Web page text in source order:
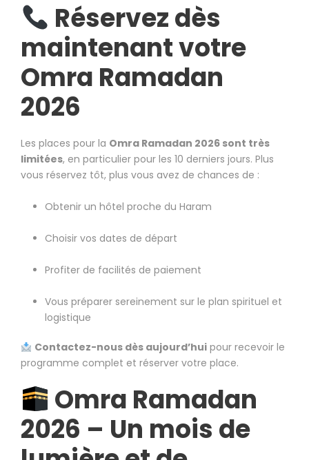
Réservez dès
maintenant votre
Omra Ramadan
2026
Les places pour la Omra Ramadan 2026 sont très
limitées, en particulier pour les 10 derniers jours. Plus
vous réservez tôt, plus vous avez de chances de :
Obtenir un hôtel proche du Haram
Choisir vos dates de départ
Profiter de facilités de paiement
Vous préparer sereinement sur le plan spirituel et
logistique
Contactez-nous dès aujourd’huipour recevoir le
programme complet et réserver votre place.
Omra Ramadan
2026 – Un mois de